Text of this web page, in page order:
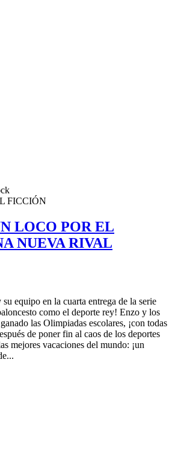
FICCIÓN
LOCO POR EL
NUEVA RIVAL
equipo en la cuarta entrega de la serie
como el deporte rey! Enzo y los
las Olimpiadas escolares, ¡con todas
de poner fin al caos de los deportes
mejores vacaciones del mundo: ¡un